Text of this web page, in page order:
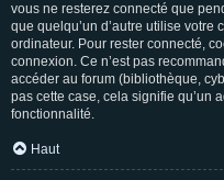
vous ne resterez connecté que
que quelqu’un d’autre utilise votre
ordinateur. Pour rester connecté,
connexion. Ce n’est pas
accéder au forum (bibliothèque,
pas cette case, cela signifie qu’un
fonctionnalité.
Haut